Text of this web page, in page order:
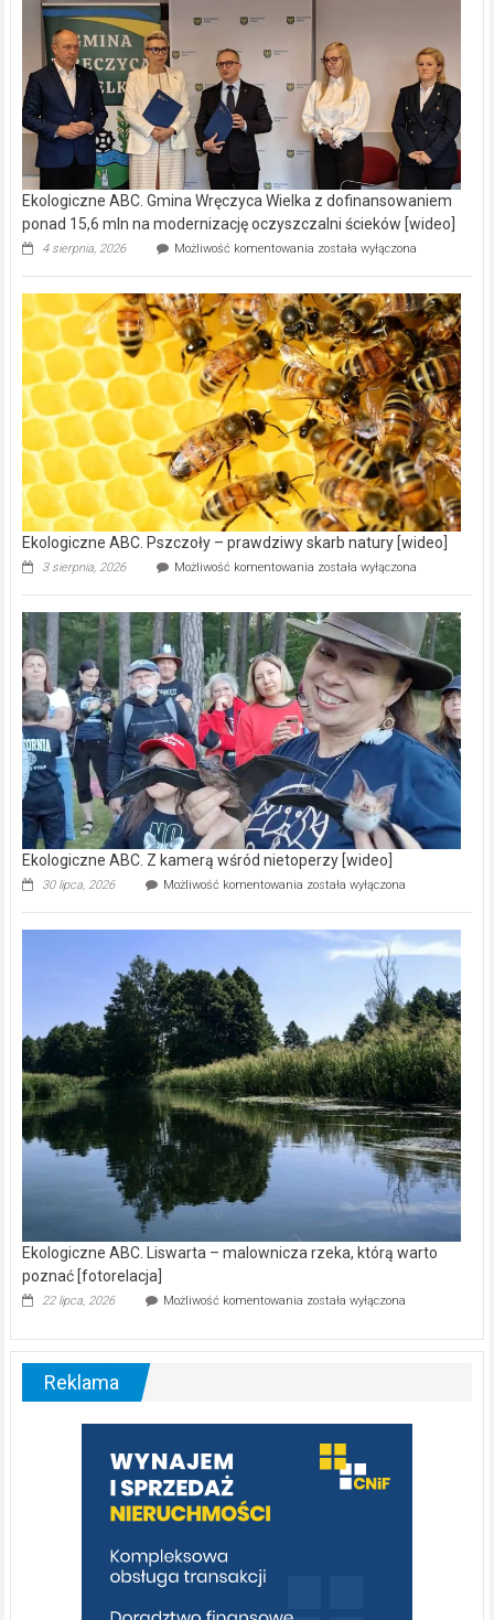
Ekologiczne ABC. Gmina Wręczyca Wielka z dofinansowaniem
ponad 15,6 mln na modernizację oczyszczalni ścieków [wideo]
4 sierpnia, 2026 Możliwość komentowania Ekologiczne
Wręczyca
Wielka
z
dofinansowaniem
ponad
15,6
mln
na
modernizację
oczyszczalni
ścieków
[wideo]
została wyłączona
Ekologiczne ABC. Pszczoły – prawdziwy skarb natury [wideo]
3 sierpnia, 2026 Możliwość komentowania Ekologiczne
–
prawdziwy
skarb
natury
[wideo]
została wyłączona
Ekologiczne ABC. Z kamerą wśród nietoperzy [wideo]
30 lipca, 2026 Możliwość komentowania Ekologiczne
kamerą
wśród
została wyłączona
Ekologiczne ABC. Liswarta – malownicza rzeka, którą warto
poznać [fotorelacja]
22 lipca, 2026 Możliwość komentowania Ekologiczne
–
warto
poznać
[fotorelacja]
została wyłączona
Reklama